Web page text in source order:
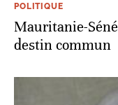
POLITIQUE
Mauritanie-
destin commun